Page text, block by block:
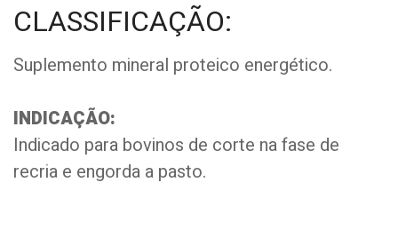
CLASSIFICAÇÃO:
Suplemento mineral proteico energético.
INDICAÇÃO:
Indicado para bovinos de corte na fase de
recria e engorda a pasto.